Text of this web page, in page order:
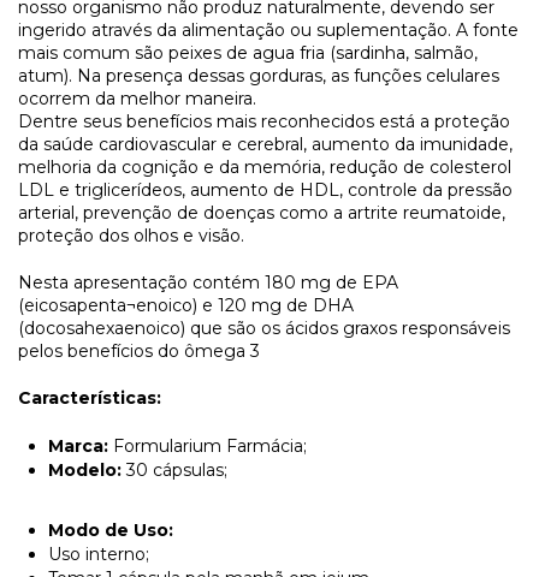
nosso organismo não produz naturalmente, devendo ser
ingerido através da alimentação ou suplementação. A fonte
mais comum são peixes de agua fria (sardinha, salmão,
atum). Na presença dessas gorduras, as funções celulares
ocorrem da melhor maneira.
Dentre seus benefícios mais reconhecidos está a proteção
da saúde cardiovascular e cerebral, aumento da imunidade,
melhoria da cognição e da memória, redução de colesterol
LDL e triglicerídeos, aumento de HDL, controle da pressão
arterial, prevenção de doenças como a artrite reumatoide,
proteção dos olhos e visão.
Nesta apresentação contém 180 mg de EPA
(eicosapenta¬enoico) e 120 mg de DHA
(docosahexaenoico) que são os ácidos graxos responsáveis
pelos benefícios do ômega 3
Características:
Marca: Formularium Farmácia;
Modelo:30 cápsulas;
Modo de Uso:
Uso interno;